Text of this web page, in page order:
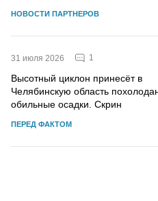
НОВОСТИ ПАРТНЕРОВ
31 июля 2026 1
Высотный циклон принесёт в
Челябинскую область
обильные осадки. Скрин
ПЕРЕД ФАКТОМ